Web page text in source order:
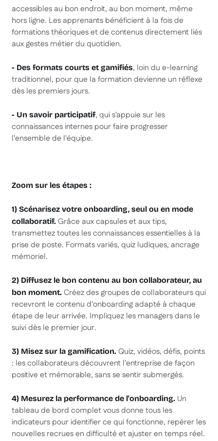
accessibles au bon endroit, au bon moment, même
hors ligne. Les apprenants bénéficient à la fois de
formations théoriques et de contenus directement liés
aux gestes métier du quotidien.
- Des formats courts et gamifiés, loin du e-learning
traditionnel, pour que la formation devienne un réflexe
dès les premiers jours.
- Un savoir participatif, qui s'appuie sur les
connaissances internes pour faire progresser
l'ensemble de l'équipe.
Zoom sur les étapes :
1) Scénarisez votre onboarding, seul ou en mode
collaboratif. Grâce aux capsules et aux tips,
transmettez toutes les connaissances essentielles à la
prise de poste. Formats variés, quiz ludiques, ancrage
mémoriel.
2) Diffusez le bon contenu au bon collaborateur, au
bon moment. Créez des groupes de collaborateurs qui
recevront le contenu d'onboarding adapté à chaque
étape de leur arrivée. Impliquez les managers dans le
suivi dès le premier jour.
3) Misez sur la gamification. Quiz, vidéos, défis, points
: les collaborateurs découvrent l'entreprise de façon
positive et mémorable, sans se sentir submergés.
4) Mesurez la performance de l'onboarding. Un
tableau de bord complet vous donne tous les
indicateurs pour identifier ce qui fonctionne, repérer les
nouvelles recrues en difficulté et ajuster en temps réel.